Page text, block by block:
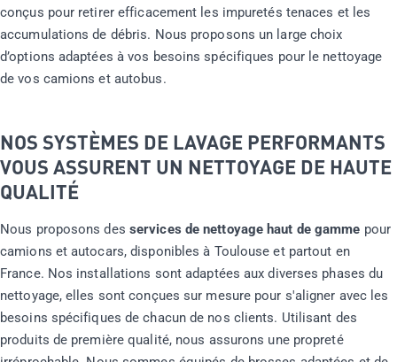
conçus pour retirer efficacement les impuretés tenaces et les
accumulations de débris. Nous proposons un large choix
d’options adaptées à vos besoins spécifiques pour le nettoyage
de vos camions et autobus.
NOS SYSTÈMES DE LAVAGE PERFORMANTS
VOUS ASSURENT UN NETTOYAGE DE HAUTE
QUALITÉ
Nous proposons des services de nettoyage haut de gamme pour
camions et autocars, disponibles à Toulouse et partout en
France. Nos installations sont adaptées aux diverses phases du
nettoyage, elles sont conçues sur mesure pour s'aligner avec les
besoins spécifiques de chacun de nos clients. Utilisant des
produits de première qualité, nous assurons une propreté